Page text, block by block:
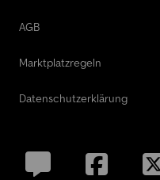
AGB
Marktplatzregeln
Datenschutzerklärung